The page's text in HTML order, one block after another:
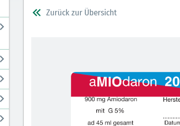
Zurück zur Übersicht